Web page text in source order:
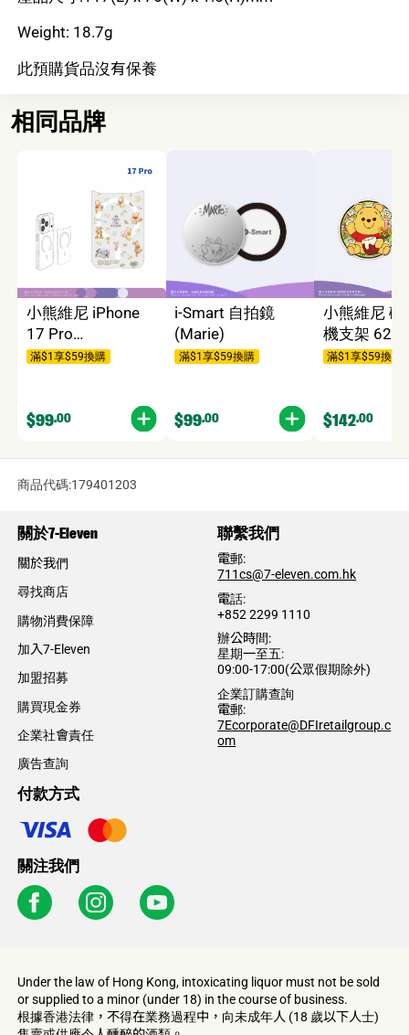
Weight: 18.7g
此預購貨品沒有保養
相同品牌
小熊維尼 iPhone
17 Pro
GoldenSnap 磁換
滿$1享$59換購
$99.00
i-Smart 自拍鏡
(Marie)
滿$1享$59換購
$99.00
小熊維尼 磁
機支架 6229
滿$1享$59換購
$142.00
商品代碼:179401203
關於7-Eleven
關於我們
尋找商店
購物消費保障
加入7-Eleven
加盟招募
購買現金券​
企業社會責任
廣告查詢
聯繫我們
電郵:
​711cs@7-eleven.com.hk
電話:​
+852 2299 1110
辦公時間:
星期一至五:
09:00-17:00(公眾假期除外)
企業訂購查詢
電郵:
7Ecorporate@DFIretailgroup.c
om
付款方式
關注我們
Under the law of Hong Kong, intoxicating liquor must not be sold
or supplied to a minor (under 18) in the course of business.
根據香港法律，不得在業務過程中，向未成年人 (18 歲以下人士)